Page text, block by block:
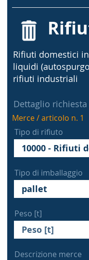
Rifiuti domestici
liquidi
rifiuti industriali
Dettaglio richiesta
Merce / articolo n. 1
Tipo di rifiuto
Tipo di imballaggio
Peso [t]
Descrizione merce